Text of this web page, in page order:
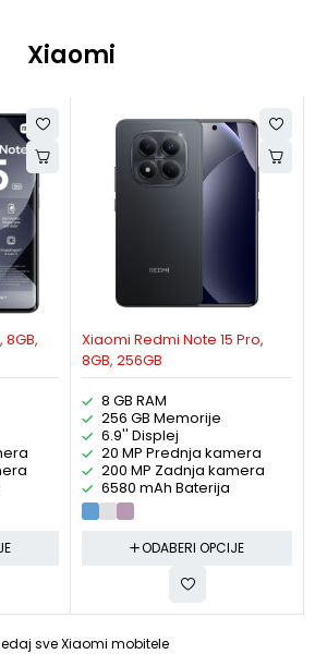
Xiaomi
sve Xiaomi mobitele
Xiaomi Redmi Note 15 Pro,
8GB, 256GB
8 GB RAM
256 GB Memorije
6.9'' Displej
20 MP Prednja kamera
200 MP Zadnja kamera
6580 mAh Baterija
ODABERI OPCIJE